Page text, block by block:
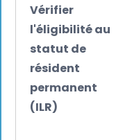
Vérifier
l'éligibilité au
statut de
résident
permanent
(ILR)